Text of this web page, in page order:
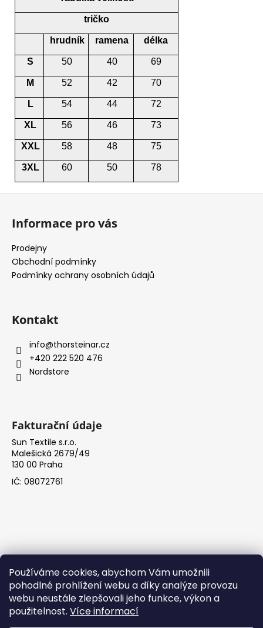
Používáme cookies, abychom Vám umožnili
pohodlné prohlížení webu a díky analýze provozu
webu neustále zlepšovali jeho funkce, výkon a
použitelnost. Více informací
tričko
hrudník ramena délka
S 50 40 69
M 52 42 70
L 54 44 72
XL 56 46 73
XXL 58 48 75
3XL 60 50 78
Z
Informace pro vás
Prodejny
Obchodní podmínky
Podmínky ochrany osobních údajů
Kontakt
info@thorsteinar.cz
+420 222 520 476
Nordstore
Fakturační údaje
Sun Textile s.r.o.
Malešická 2679/49
130 00 Praha
IČ: 08072761
Facebook
NordStore.eu